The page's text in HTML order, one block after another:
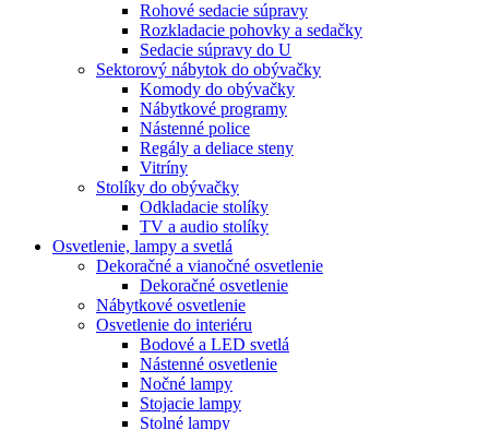
Rohové sedacie súpravy
Rozkladacie pohovky a sedačky
Sedacie súpravy do U
Sektorový nábytok do obývačky
Komody do obývačky
Nábytkové programy
Nástenné police
Regály a deliace steny
Vitríny
Stolíky do obývačky
Odkladacie stolíky
TV a audio stolíky
Osvetlenie, lampy a svetlá
Dekoračné a vianočné osvetlenie
Dekoračné osvetlenie
Nábytkové osvetlenie
Osvetlenie do interiéru
Bodové a LED svetlá
Nástenné osvetlenie
Nočné lampy
Stojacie lampy
Stolné lampy